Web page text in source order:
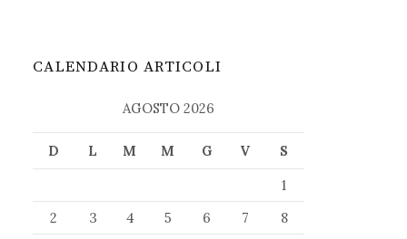
CALENDARIO ARTICOLI
AGOSTO 2026
D L M M G V
S
1
2
3 4 5 6 7
8